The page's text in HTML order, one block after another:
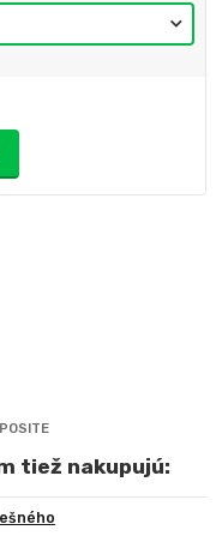
tiež nakupujú: